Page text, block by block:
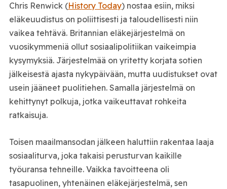
Chris Renwick (History Today) nostaa esiin, miksi
eläkeuudistus on poliittisesti ja taloudellisesti niin
vaikea tehtävä. Britannian eläkejärjestelmä on
vuosikymmeniä ollut sosiaalipolitiikan vaikeimpia
kysymyksiä. Järjestelmää on yritetty korjata sotien
jälkeisestä ajasta nykypäivään, mutta uudistukset ovat
usein jääneet puolitiehen. Samalla järjestelmä on
kehittynyt polkuja, jotka vaikeuttavat rohkeita
ratkaisuja.
Toisen maailmansodan jälkeen haluttiin rakentaa laaja
sosiaaliturva, joka takaisi perusturvan kaikille
työuransa tehneille. Vaikka tavoitteena oli
tasapuolinen, yhtenäinen eläkejärjestelmä, sen